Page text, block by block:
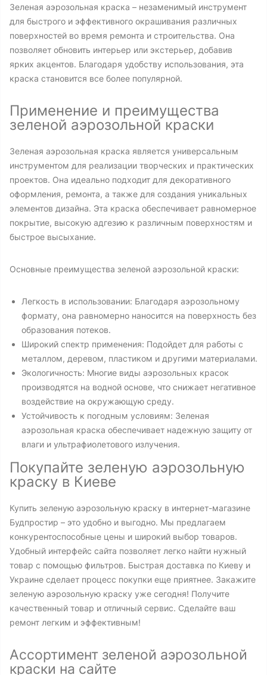
Зеленая аэрозольная краска – незаменимый инструмент
для быстрого и эффективного окрашивания различных
поверхностей во время ремонта и строительства. Она
позволяет обновить интерьер или экстерьер, добавив
ярких акцентов. Благодаря удобству использования, эта
краска становится все более популярной.
Применение и преимущества
зеленой аэрозольной краски
Зеленая аэрозольная краска является универсальным
инструментом для реализации творческих и практических
проектов. Она идеально подходит для декоративного
оформления, ремонта, а также для создания уникальных
элементов дизайна. Эта краска обеспечивает равномерное
покрытие, высокую адгезию к различным поверхностям и
быстрое высыхание.
Основные преимущества зеленой аэрозольной краски:
Легкость в использовании: Благодаря аэрозольному
формату, она равномерно наносится на поверхность без
образования потеков.
Широкий спектр применения: Подойдет для работы с
металлом, деревом, пластиком и другими материалами.
Экологичность: Многие виды аэрозольных красок
производятся на водной основе, что снижает негативное
воздействие на окружающую среду.
Устойчивость к погодным условиям: Зеленая
аэрозольная краска обеспечивает надежную защиту от
влаги и ультрафиолетового излучения.
Покупайте зеленую аэрозольную
краску в Киеве
Купить зеленую аэрозольную краску в интернет-магазине
Будпростир – это удобно и выгодно. Мы предлагаем
конкурентоспособные цены и широкий выбор товаров.
Удобный интерфейс сайта позволяет легко найти нужный
товар с помощью фильтров. Быстрая доставка по Киеву и
Украине сделает процесс покупки еще приятнее. Закажите
зеленую аэрозольную краску уже сегодня! Получите
качественный товар и отличный сервис. Сделайте ваш
ремонт легким и эффективным!
Ассортимент зеленой аэрозольной
краски на сайте